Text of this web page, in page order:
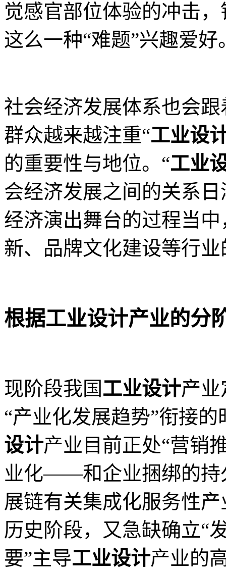
觉感官部位体验的冲击
这么一种“难题”兴趣爱好
社会经济发展体系也会
群众越来越注重“工业设
的重要性与地位。“工业
会经济发展之间的关系
经济演出舞台的过程当
新、品牌文化建设等行
根据工业设计产业的分
现阶段我国工业设计产业
“产业化发展趋势”衔接
设计产业目前正处“营销
业化——和企业捆绑的
展链有关集成化服务性
历史阶段，又急缺确立“
要”主导工业设计产业的